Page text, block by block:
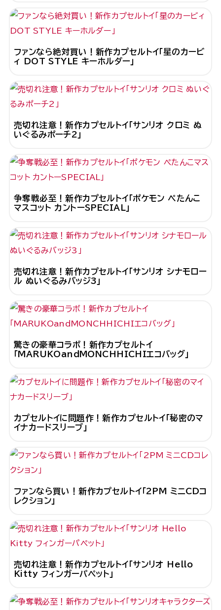
ファンなら絶対買い！新作カプセルトイ「星のカービ
ィ DOT STYLE キーホルダー」
売切れ注意！新作カプセルトイ「サンリオ クロミ ぬ
いぐるみポーチ2」
争奪戦必至！新作カプセルトイ「ポケモン ぺたんこ
マスコット カントーSPECIAL」
売切れ注意！新作カプセルトイ「サンリオ シナモロー
ル ぬいぐるみバッジ3」
驚きの豪華コラボ！新作カプセルトイ
「MARUKOandMONCHHICHIエコバッグ」
カプセルトイに問題作！新作カプセルトイ「秘密のマ
イナカードスリーブ」
ファンなら買い！新作カプセルトイ「2PM ミニCDコ
レクション」
売切れ注意！新作カプセルトイ「サンリオ Hello
Kitty フィンガーパペット」